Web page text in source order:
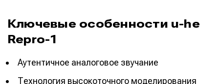
Ключевые особенности u-he
Repro-1
Аутентичное аналоговое звучание
Технология высокоточного моделирования